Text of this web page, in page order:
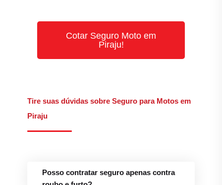
Cotar Seguro Moto em
Piraju!
Tire suas dúvidas sobre Seguro para Motos em
Piraju
Posso contratar seguro apenas contra